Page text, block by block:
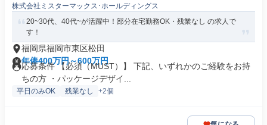
株式会社ミスターマックス･ホールディングス
20~30代、40代~が活躍中！部分在宅勤務OK・残業なし の求人で
す！
福岡県福岡市東区松田
年俸400万円～600万円
応募条件 【必須（MUST）】 下記、いずれかのご経験をお持
ちの方 ・パッケージデザイ...
平日のみOK 残業なし +2個